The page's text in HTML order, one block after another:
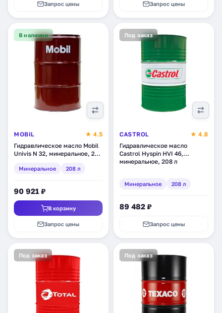
Запрос цены Запрос цены
В наличии
MOBIL
★ 4.5
Гидравлическое масло Mobil
Univis N 32, минеральное, 208
Минеральное 208 л
90 921 ₽
В корзину
Запрос цены
Под заказ
CASTROL
★ 4.8
Гидравлическое масло
Castrol Hyspin HVI 46,
минеральное, 208 л
Минеральное 208 л
89 482 ₽
Запрос цены
Под заказ Под заказ